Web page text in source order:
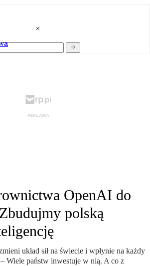
OpenAI do
polską
układ sił na świecie i wpłynie na każdy
Wiele państw inwestuje w nią. A co z